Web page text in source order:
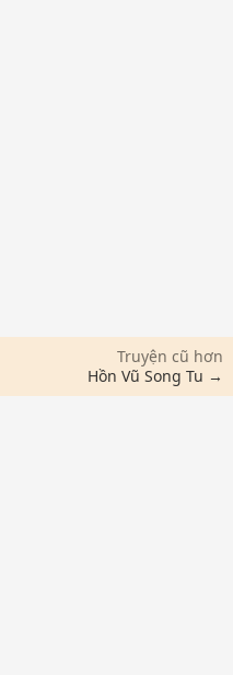
Truyện cũ hơn
Hồn Vũ Song Tu →